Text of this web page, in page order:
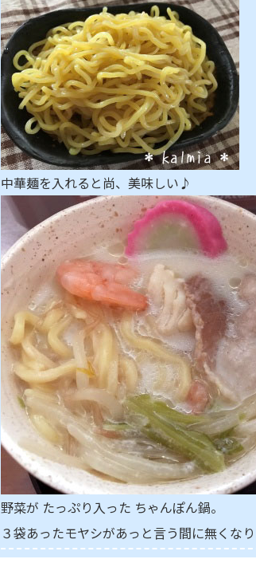
中華麺を入れると尚、美味しい♪
野菜が たっぷり入った ちゃんぽん鍋。
３袋あったモヤシがあっと言う間に無くな